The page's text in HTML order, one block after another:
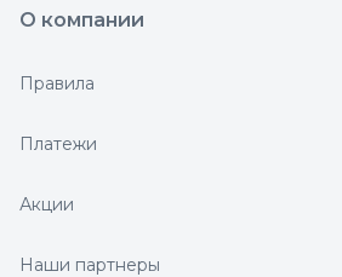
О компании
Правила
Платежи
Акции
Наши партнеры